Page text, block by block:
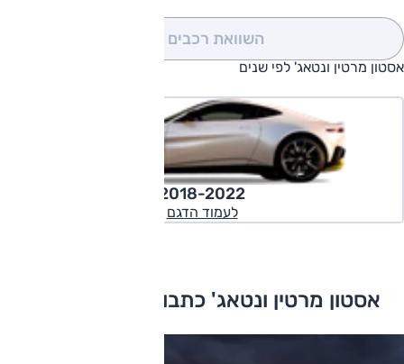
השוואת רכבים
אסטון מרטין ונטאג' לפי שנים
2018-2022
לעמוד הדגם
אסטון מרטין ונטאג' כתבות ומבחני דרכים